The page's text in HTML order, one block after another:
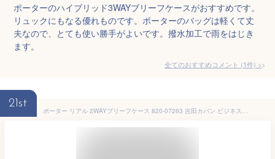
ポーターのハイブリッド3WAYブリーフケースがおすすめです。
リュックにもなる優れものです。ポーターのバッグは軽くて丈
夫なので、とても使い勝手がよいです。撥水加工で雨をはじき
ます。
全てのおすすめコメント (1件) >
21st
ポーター リアル 2WAYブリーフケース 820-07263 吉田カバン ビジネスバッグ メンズ ブランド 大容量 防水 2WAY A4 B4 PORTER